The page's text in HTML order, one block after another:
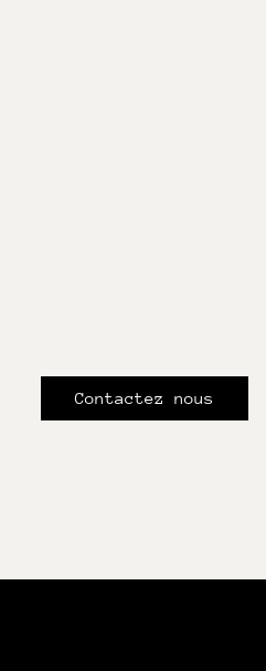
Contactez nous